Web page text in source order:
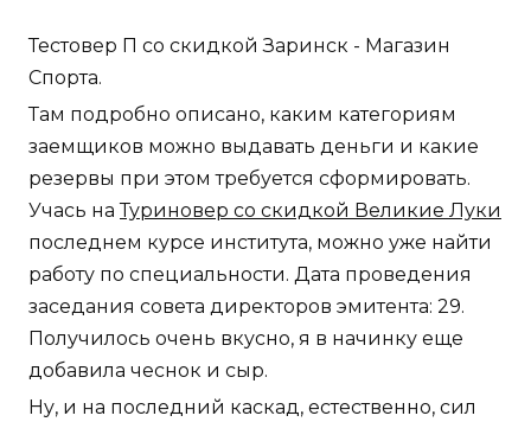
Тестовер П со скидкой Заринск - Магазин
Спорта.
Там подробно описано, каким категориям
заемщиков можно выдавать деньги и какие
резервы при этом требуется сформировать.
Учась наТуриновер со скидкой Великие Луки
последнем курсе института, можно уже найти
работу по специальности. Дата проведения
заседания совета директоров эмитента: 29.
Получилось очень вкусно, я в начинку еще
добавила чеснок и сыр.
Ну, и на последний каскад, естественно, сил